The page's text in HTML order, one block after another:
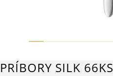
PRÍBORY SILK 66KS